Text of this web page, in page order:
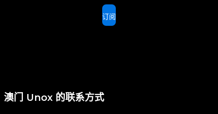
订阅
澳门 Unox 的联系方式